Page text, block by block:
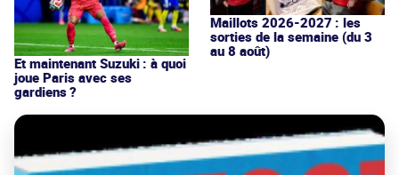
Et maintenant Suzuki : à quoi
joue Paris avec ses
gardiens ?
Maillots 2026-2027 : les
sorties de la semaine (du 3
au 8 août)